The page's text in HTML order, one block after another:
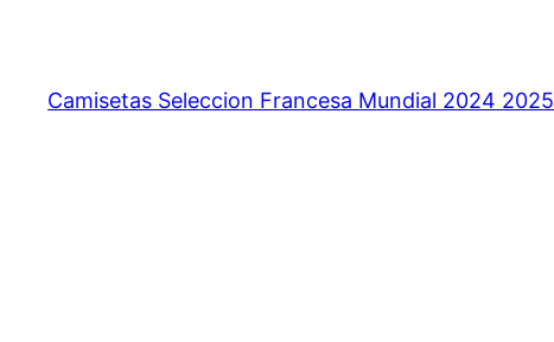
contenido
Camisetas Seleccion Francesa Mundial 2024 2025